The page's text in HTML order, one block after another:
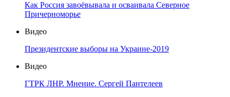
Как Россия завоёвывала и осваивала Северное
Причерноморье
Видео
Президентские выборы на Украине-2019
Видео
ГТРК ЛНР. Мнение. Сергей Пантелеев